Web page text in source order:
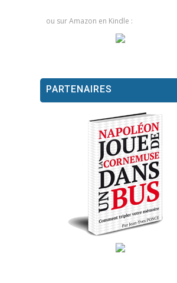
ou sur Amazon en Kindle :
PARTENAIRES